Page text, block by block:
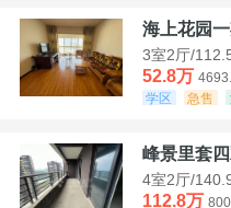
海上花园
3室2厅/
52.8万
学区
急售
4室2厅/
112.8万